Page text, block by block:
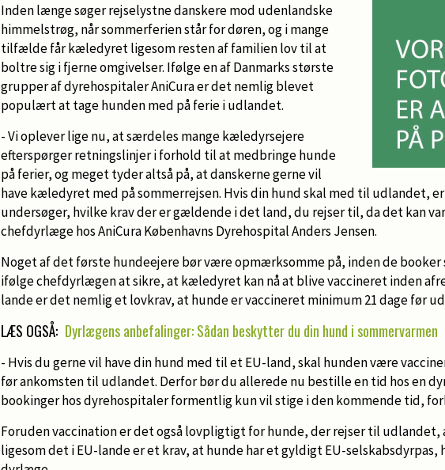
Inden længe søger rejselystne danskere mod udenlandske
himmelstrøg, når sommerferien står for døren, og i mange
tilfælde får kæledyret ligesom resten af familien lov til at
boltre sig i fjerne omgivelser. Ifølge en af Danmarks største
grupper af dyrehospitaler AniCura er det nemlig blevet
populært at tage hunden med på ferie i udlandet.
- Vi oplever lige nu, at særdeles mange kæledyrsejere
efterspørger retningslinjer i forhold til at medbringe hunde
på ferier, og meget tyder altså på, at danskerne gerne vil
have kæledyret med på sommerrejsen. Hvis din hund skal med til udlandet,
undersøger, hvilke krav der er gældende i det land, du rejser til, da det kan
chefdyrlæge hos AniCura Københavns Dyrehospital Anders Jensen.
Noget af det første hundeejere bør være opmærksomme på, inden de
ifølge chefdyrlægen at sikre, at kæledyret kan nå at blive vaccineret inden
lande er det nemlig et lovkrav, at hunde er vaccineret minimum 21 dage før
LÆS OGSÅ: Dyrlægens anbefalinger: Sådan beskytter du din hund i sommervarmen
- Hvis du gerne vil have din hund med til et EU-land, skal hunden være
før ankomsten til udlandet. Derfor bør du allerede nu bestille en tid hos en
bookinger hos dyrehospitaler formentlig kun vil stige i den kommende tid,
Foruden vaccination er det også lovpligtigt for hunde, der rejser til
ligesom det i EU-lande er et krav, at hunde har et gyldigt EU-